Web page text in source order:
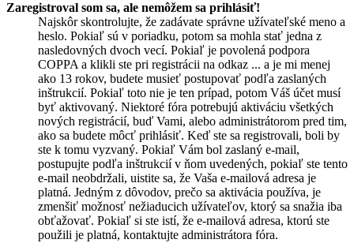
Zaregistroval som sa, ale nemôžem sa prihlásiť!
Najskôr skontrolujte, že zadávate správne užívateľské meno a
heslo. Pokiaľ sú v poriadku, potom sa mohla stať jedna z
nasledovných dvoch vecí. Pokiaľ je povolená podpora
COPPA a klikli ste pri registrácii na odkaz ... a je mi menej
ako 13 rokov, budete musieť postupovať podľa zaslaných
inštrukcií. Pokiaľ toto nie je ten prípad, potom Váš účet musí
byť aktivovaný. Niektoré fóra potrebujú aktiváciu všetkých
nových registrácií, buď Vami, alebo administrátorom pred tim,
ako sa budete môcť prihlásiť. Keď ste sa registrovali, boli by
ste k tomu vyzvaný. Pokiaľ Vám bol zaslaný e-mail,
postupujte podľa inštrukcií v ňom uvedených, pokiaľ ste tento
e-mail neobdržali, uistite sa, že Vaša e-mailová adresa je
platná. Jedným z dôvodov, prečo sa aktivácia používa, je
zmenšiť možnosť nežiaducich užívateľov, ktorý sa snažia iba
obťažovať. Pokiaľ si ste istí, že e-mailová adresa, ktorú ste
použili je platná, kontaktujte administrátora fóra.